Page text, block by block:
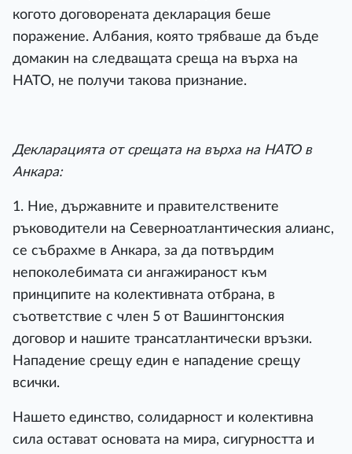
когото договорената декларация беше
поражение. Албания, която трябваше да бъде
домакин на следващата среща на върха на
НАТО, не получи такова признание.
Декларацията от срещата на върха на НАТО в
Анкара:
1. Ние, държавните и правителствените
ръководители на Северноатлантическия алианс,
се събрахме в Анкара, за да потвърдим
непоколебимата си ангажираност към
принципите на колективната отбрана, в
съответствие с член 5 от Вашингтонския
договор и нашите трансатлантически връзки.
Нападение срещу един е нападение срещу
всички.
Нашето единство, солидарност и колективна
сила остават основата на мира, сигурността и